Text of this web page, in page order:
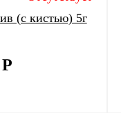
(с кистью) 5г
Р